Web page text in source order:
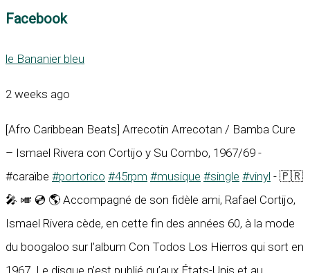
Facebook
le Bananier bleu
2 weeks ago
[Afro Caribbean Beats] Arrecotin Arrecotan / Bamba Cure
– Ismael Rivera con Cortijo y Su Combo, 1967/69 -
#caraïbe #portorico #45rpm #musique #single #vinyl - 🇵🇷
🎤 🎺 💿 🌎 Accompagné de son fidèle ami, Rafael Cortijo,
Ismael Rivera cède, en cette fin des années 60, à la mode
du boogaloo sur l’album Con Todos Los Hierros qui sort en